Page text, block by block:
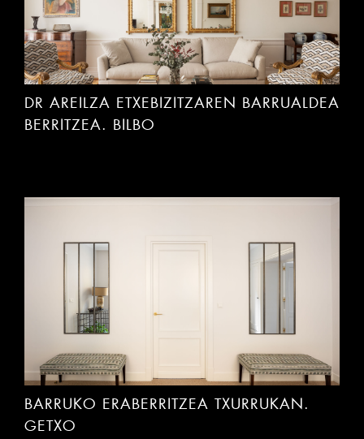
DR AREILZA ETXEBIZITZAREN BARRUALDEA
BERRITZEA. BILBO
BARRUKO ERABERRITZEA TXURRUKAN.
GETXO